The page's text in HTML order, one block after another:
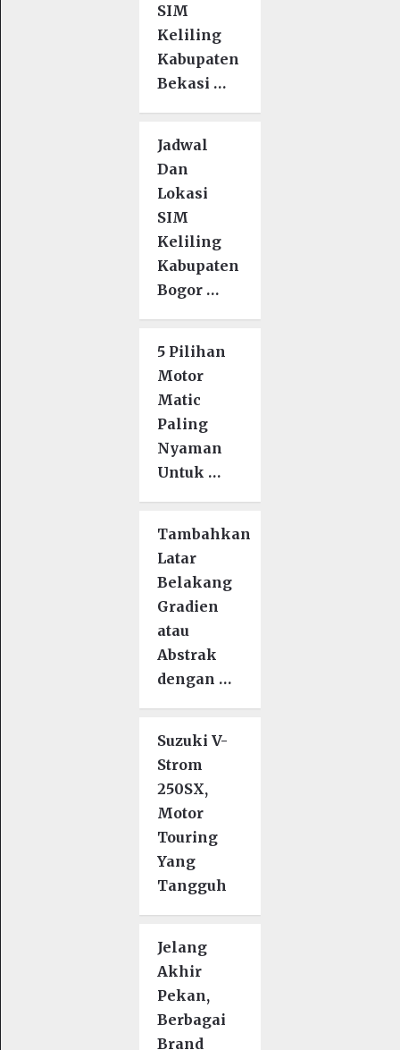
SIM
Keliling
Kabupaten
Bekasi …
Jadwal
Dan
Lokasi
SIM
Keliling
Kabupaten
Bogor …
5 Pilihan
Motor
Matic
Paling
Nyaman
Untuk …
Tambahkan
Latar
Belakang
Gradien
atau
Abstrak
dengan …
Suzuki V-
Strom
250SX,
Motor
Touring
Yang
Tangguh
Jelang
Akhir
Pekan,
Berbagai
Brand